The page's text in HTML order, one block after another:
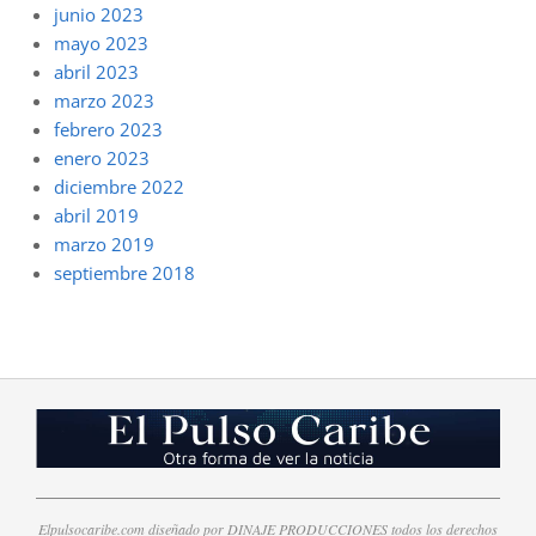
junio 2023
mayo 2023
abril 2023
marzo 2023
febrero 2023
enero 2023
diciembre 2022
abril 2019
marzo 2019
septiembre 2018
Elpulsocaribe.com diseñado por DINAJE PRODUCCIONES todos los derechos